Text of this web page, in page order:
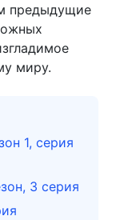
предыдущие
миру.
1, серия
3 серия